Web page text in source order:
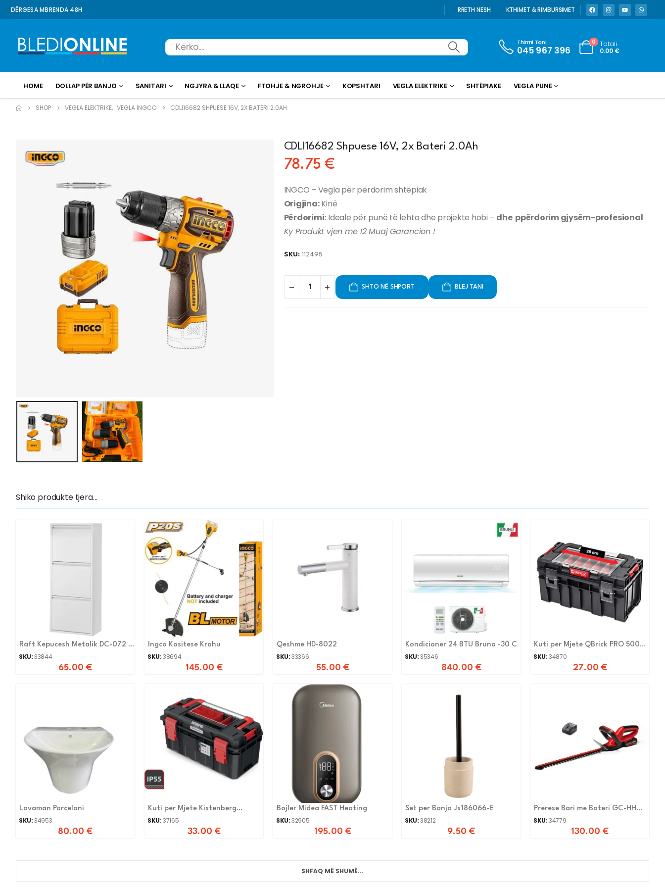
DËRGESA MBRENDA 48H RRETH NESH KTHIMET & RIMBURSIMET
Thirrni Tani
045 967 396
0 Totali
0.00 €
HOME DOLLAP PËR BANJO SANITARI NGJYRA & LLAQE FTOHJE & NGROHJE KOPSHTARI VEGLA ELEKTRIKE SHTËPIAKE VEGLA PUNE
SHOP VEGLA ELEKTRIKE, VEGLA INGCO CDLI16682 SHPUESE 16V, 2X BATERI 2.0AH
CDLI16682 Shpuese 16V, 2x Bateri 2.0Ah
78.75 €
INGCO – Vegla për përdorim shtëpiak
Origjina:Kinë
Përdorimi: Ideale për punë të lehta dhe projekte hobi – dhe ppërdorim gjysëm-profesional
Ky Produkt vjen me 12 Muaj Garancion !
SKU: 112495
SHTO NË SHPORT BLEJ TANI
Shiko produkte tjera...
Raft Kepucesh Metalik DC-072 I
BARDHE
SKU:33844
65.00 €
Ingco Kositese Krahu
SKU:38694
145.00 €
Qeshme HD-8022
SKU:33366
55.00 €
Kondicioner 24 BTU Bruno -30 C
SKU:35346
840.00 €
Kuti per Mjete QBrick PRO 500
Expert
SKU:34870
27.00 €
Lavaman Porcelani
SKU:34953
80.00 €
Kuti per Mjete Kistenberg
Kxsaf5530f
SKU:37165
33.00 €
Bojler Midea FAST Heating
SKU:32905
195.00 €
Set per Banjo Js186066-E
SKU:38212
9.50 €
Prerese Bari me Bateri GC-HH
1846
SKU:34779
130.00 €
SHFAQ MË SHUMË...